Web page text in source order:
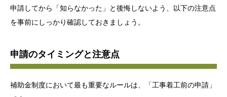
申請してから「知らなかった」と後悔しないよう、以下の注意点
を事前にしっかり確認しておきましょう。
申請のタイミングと注意点
補助金制度において最も重要なルールは、「工事着工前の申請」